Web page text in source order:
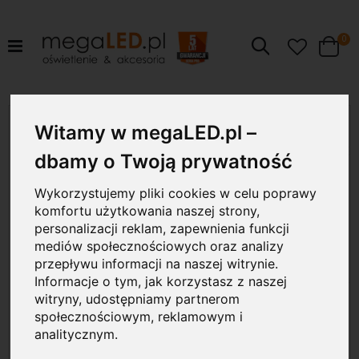
Witamy w megaLED.pl –
dbamy o Twoją prywatność
Wykorzystujemy pliki cookies w celu poprawy
komfortu użytkowania naszej strony,
personalizacji reklam, zapewnienia funkcji
mediów społecznościowych oraz analizy
przepływu informacji na naszej witrynie.
Informacje o tym, jak korzystasz z naszej
witryny, udostępniamy partnerom
społecznościowym, reklamowym i
analitycznym.
Szukaj Cart
0
koniec
galerii
12W